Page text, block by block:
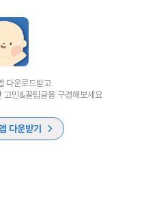
다운로드받고
고민&꿀팁글을 구경해보세요
다운받기